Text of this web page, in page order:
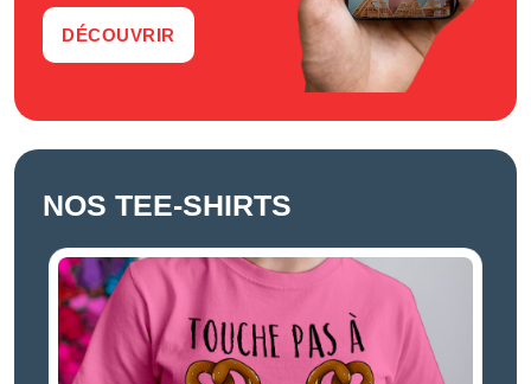
DÉCOUVRIR
NOS TEE-SHIRTS